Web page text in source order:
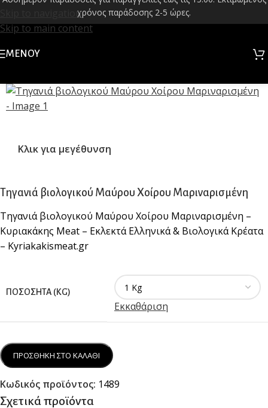
Skip to navigation
Skip to main content
χρόνος παράδοσης 2-5 ώρες.
ΜΕΝΟΎ
Κλικ για μεγέθυνση
Τηγανιά βιολογικού Μαύρου Χοίρου Μαριναρισμένη
Τηγανιά βιολογικού Μαύρου Χοίρου Μαριναρισμένη –
Κυριακάκης Meat – Εκλεκτά Ελληνικά & Βιολογικά Κρέατα
– Kyriakakismeat.gr
ΠΟΣΌΣΗΤΑ (KG)
Εκκαθάριση
ΠΡΟΣΘΗΚΗ ΣΤΟ ΚΑΛΑΘΙ
Κωδικός προϊόντος: 1489
Σχετικά προϊόντα